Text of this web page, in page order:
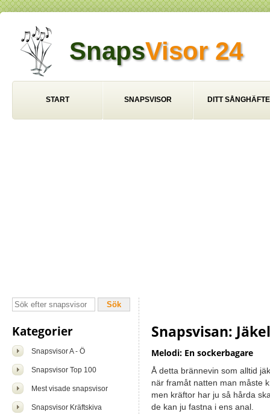
SnapsVisor 24
START SNAPSVISOR DITT SÅNGHÄFTE
Kategorier
Snapsvisor A - Ö
Snapsvisor Top 100
Mest visade snapsvisor
Snapsvisor Kräftskiva
Snapsvisan:
Melodi: En sockerbagare
Å detta brännevin som alltid
när framåt natten man måste
men kräftor har ju så hårda
de kan ju fastna i ens anal.